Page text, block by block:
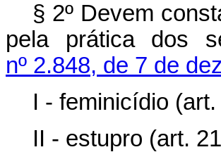
§ 2º Devem
pela prática dos
nº 2.848, de 7 de
I - feminicídio
II - estupro (art.